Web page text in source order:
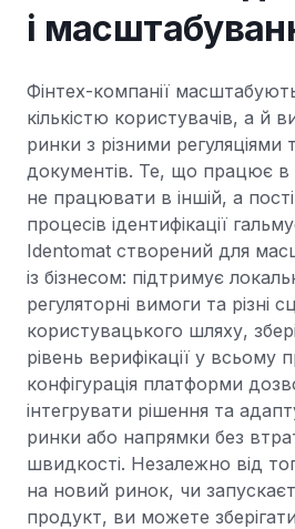
і
Фінтех-компанії
кількістю користувачів, а й
ринки з різними регуляціями
документів. Те, що працює в
не працювати в іншій, а
процесів ідентифікації
Identomat створений для
із бізнесом: підтримує
регуляторні вимоги та різні
користувацького шляху,
рівень верифікації у всьому
конфігурація платформи
інтегрувати рішення та
ринки або напрямки без
швидкості. Незалежно від
на новий ринок, чи
продукт, ви можете